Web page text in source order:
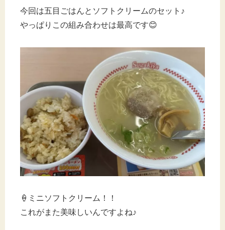
今回は五目ごはんとソフトクリームのセット♪
やっぱりこの組み合わせは最高です😊
🍦ミニソフトクリーム！！
これがまた美味しいんですよね♪